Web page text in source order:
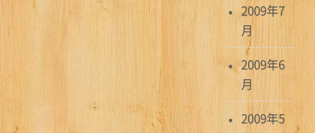
2009年7
月
2009年6
月
2009年5